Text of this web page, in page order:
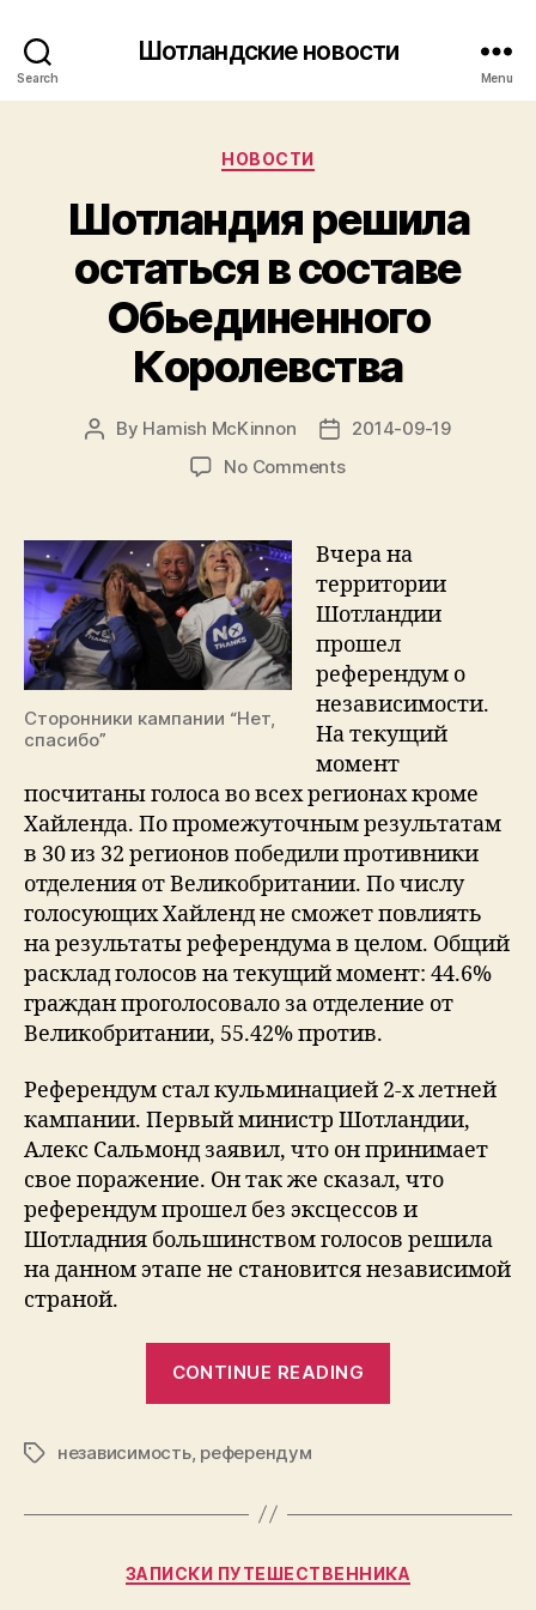
Search
Шотландские новости
Menu
Categories
НОВОСТИ
Шотландия решила
остаться в составе
Обьединенного
Королевства
Post
By Hamish McKinnon
Post2014-09-19
No Commentson
составе
Обьединенного
Королевства
Сторонники кампании “Нет,
спасибо”
Вчера на
территории
Шотландии
прошел
референдум о
независимости.
На текущий
момент
посчитаны голоса во всех регионах кроме
Хайленда. По промежуточным результатам
в 30 из 32 регионов победили противники
отделения от Великобритании. По числу
голосующих Хайленд не сможет повлиять
на результаты референдума в целом. Общий
расклад голосов на текущий момент: 44.6%
граждан проголосовало за отделение от
Великобритании, 55.42% против.
Референдум стал кульминацией 2-х летней
кампании. Первый министр Шотландии,
Алекс Сальмонд заявил, что он принимает
свое поражение. Он так же сказал, что
референдум прошел без эксцессов и
Шотладния большинством голосов решила
на данном этапе не становится независимой
страной.
CONTINUE READING
Tagsнезависимость, референдум
Categories
ЗАПИСКИ ПУТЕШЕСТВЕННИКА